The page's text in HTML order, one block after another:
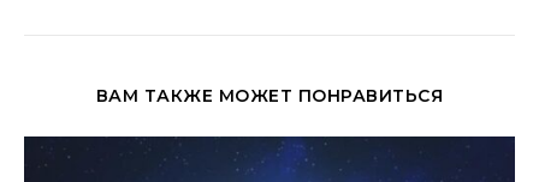
ВАМ ТАКЖЕ МОЖЕТ ПОНРАВИТЬСЯ